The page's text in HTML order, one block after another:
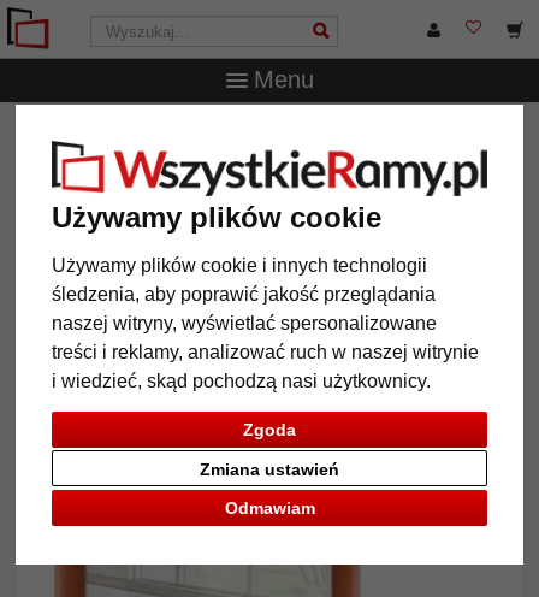
Używamy plików cookie
Używamy plików cookie i innych technologii
śledzenia, aby poprawić jakość przeglądania
naszej witryny, wyświetlać spersonalizowane
treści i reklamy, analizować ruch w naszej witrynie
i wiedzieć, skąd pochodzą nasi użytkownicy.
Zgoda
Odmawiam
Zmiana ustawień
Menu
ścianę Lisala
Lustro na ścianę Lisala